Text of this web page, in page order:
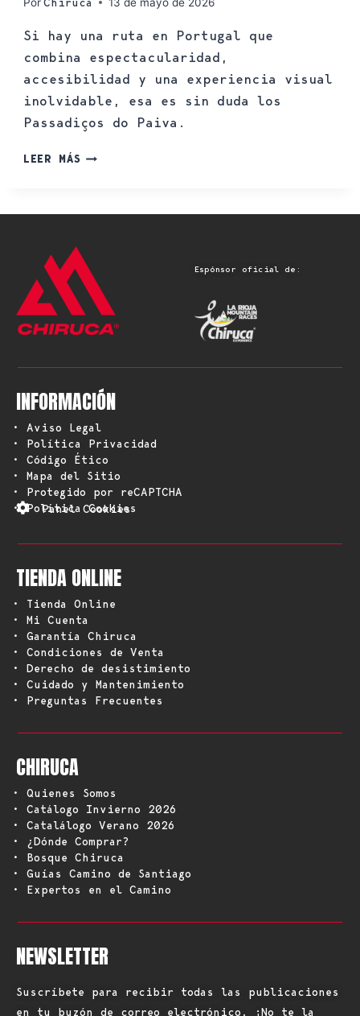
Chiruca
Si hay una ruta en Portugal que
combina espectacularidad,
accesibilidad y una experiencia visual
inolvidable, esa es sin duda los
Passadiços do Paiva.
LEER MÁS
Espónsor oficial de:
INFORMACIÓN
• Aviso Legal
• Política Privacidad
• Código Ético
• Mapa del Sitio
• Protegido por reCAPTCHA
• Política Cookies
Panel Cookies
TIENDA ONLINE
• Tienda Online
• Mi Cuenta
• Garantía Chiruca
• Condiciones de Venta
• Derecho de desistimiento
• Cuidado y Mantenimiento
• Preguntas Frecuentes
CHIRUCA
• Quienes Somos
• Catálogo Invierno 2026
• Catalálogo Verano 2026
• ¿Dónde Comprar?
• Bosque Chiruca
• Guías Camino de Santiago
• Expertos en el Camino
NEWSLETTER
Suscríbete para recibir todas las publicaciones
en tu buzón de correo electrónico. ¡No te la